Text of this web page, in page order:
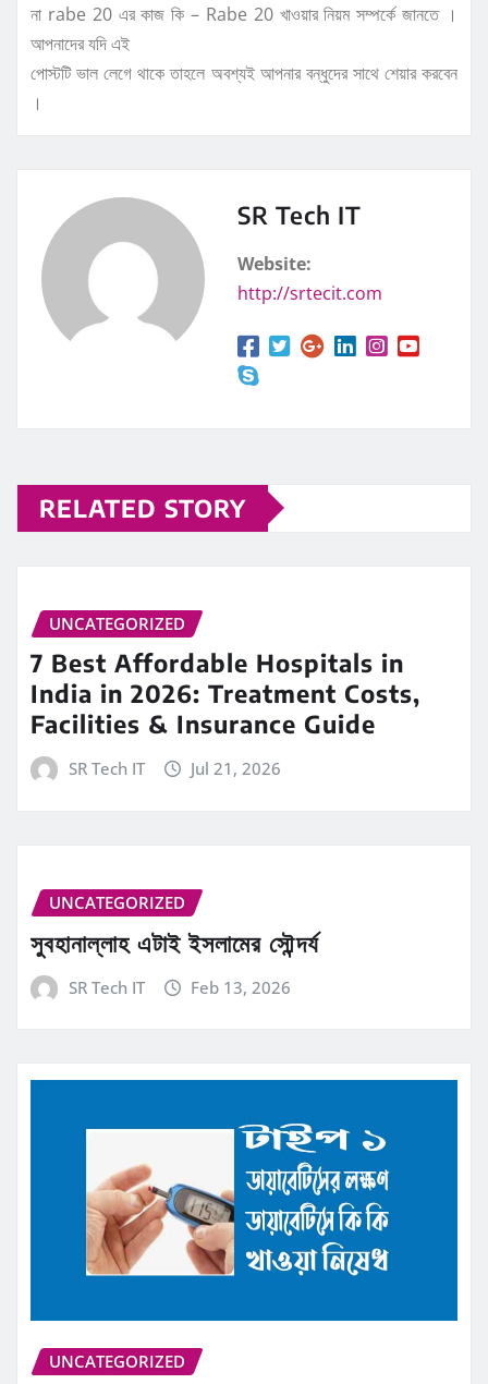
না rabe 20 এর কাজ কি – Rabe 20 খাওয়ার নিয়ম সম্পর্কে জানতে ।
আপনাদের যদি এই
পোস্টটি ভাল লেগে থাকে তাহলে অবশ্যই আপনার বন্ধুদের সাথে শেয়ার করবেন
।
SR Tech IT
Website:
http://srtecit.com
RELATED STORY
UNCATEGORIZED
7 Best Affordable Hospitals in
India in 2026: Treatment Costs,
Facilities & Insurance Guide
SR Tech IT Jul 21, 2026
UNCATEGORIZED
সুবহানাল্লাহ এটাই ইসলামের সৌন্দর্য
SR Tech IT Feb 13, 2026
UNCATEGORIZED